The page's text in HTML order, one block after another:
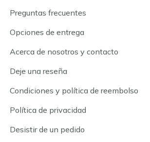
Preguntas frecuentes
Opciones de entrega
Acerca de nosotros y contacto
Deje una reseña
Condiciones y política de reembolso
Política de privacidad
Desistir de un pedido